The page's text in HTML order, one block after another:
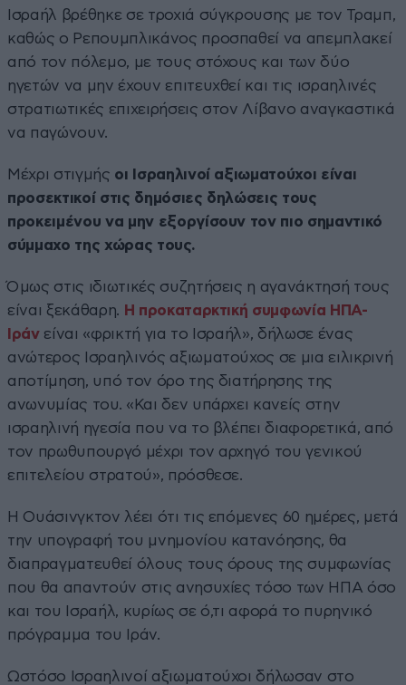
Ισραήλ βρέθηκε σε τροχιά σύγκρουσης με τον Τραμπ,
καθώς ο Ρεπουμπλικάνος προσπαθεί να απεμπλακεί
από τον πόλεμο, με τους στόχους και των δύο
ηγετών να μην έχουν επιτευχθεί και τις ισραηλινές
στρατιωτικές επιχειρήσεις στον Λίβανο αναγκαστικά
να παγώνουν.
Μέχρι στιγμής οι Ισραηλινοί αξιωματούχοι είναι
προσεκτικοί στις δημόσιες δηλώσεις τους
προκειμένου να μην εξοργίσουν τον πιο σημαντικό
σύμμαχο της χώρας τους.
Όμως στις ιδιωτικές συζητήσεις η αγανάκτησή τους
είναι ξεκάθαρη. Η προκαταρκτική συμφωνία ΗΠΑ-
Ιράνείναι «φρικτή για το Ισραήλ», δήλωσε ένας
ανώτερος Ισραηλινός αξιωματούχος σε μια ειλικρινή
αποτίμηση, υπό τον όρο της διατήρησης της
ανωνυμίας του. «Και δεν υπάρχει κανείς στην
ισραηλινή ηγεσία που να το βλέπει διαφορετικά, από
τον πρωθυπουργό μέχρι τον αρχηγό του γενικού
επιτελείου στρατού», πρόσθεσε.
Η Ουάσινγκτον λέει ότι τις επόμενες 60 ημέρες, μετά
την υπογραφή του μνημονίου κατανόησης, θα
διαπραγματευθεί όλους τους όρους της συμφωνίας
που θα απαντούν στις ανησυχίες τόσο των ΗΠΑ όσο
και του Ισραήλ, κυρίως σε ό,τι αφορά το πυρηνικό
πρόγραμμα του Ιράν.
Ωστόσο Ισραηλινοί αξιωματούχοι δήλωσαν στο